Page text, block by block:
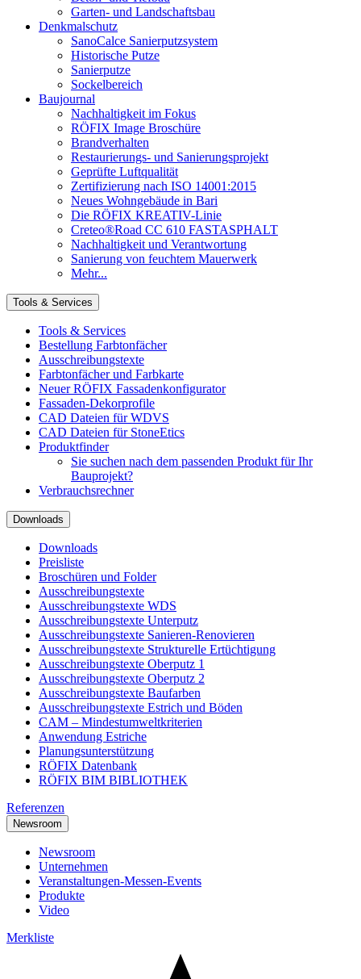
Garten- und Landschaftsbau
Denkmalschutz
SanoCalce Sanierputzsystem
Historische Putze
Sanierputze
Sockelbereich
Baujournal
Nachhaltigkeit im Fokus
RÖFIX Image Broschüre
Brandverhalten
Restaurierungs- und Sanierungsprojekt
Geprüfte Luftqualität
Zertifizierung nach ISO 14001:2015
Neues Wohngebäude in Bari
Die RÖFIX KREATIV-Linie
Creteo®Road CC 610 FASTASPHALT
Nachhaltigkeit und Verantwortung
Sanierung von feuchtem Mauerwerk
Mehr...
Tools & Services
Tools & Services
Bestellung Farbtonfächer
Ausschreibungstexte
Farbtonfächer und Farbkarte
Neuer RÖFIX Fassadenkonfigurator
Fassaden-Dekorprofile
CAD Dateien für WDVS
CAD Dateien für StoneEtics
Produktfinder
Sie suchen nach dem passenden Produkt für Ihr
Bauprojekt?
Verbrauchsrechner
Downloads
Downloads
Preisliste
Broschüren und Folder
Ausschreibungstexte
Ausschreibungstexte WDS
Ausschreibungstexte Unterputz
Ausschreibungstexte Sanieren-Renovieren
Ausschreibungstexte Strukturelle Ertüchtigung
Ausschreibungstexte Oberputz 1
Ausschreibungstexte Oberputz 2
Ausschreibungstexte Baufarben
Ausschreibungstexte Estrich und Böden
CAM – Mindestumweltkriterien
Anwendung Estriche
Planungsunterstützung
RÖFIX Datenbank
RÖFIX BIM BIBLIOTHEK
Referenzen
Newsroom
Newsroom
Unternehmen
Veranstaltungen-Messen-Events
Produkte
Video
Merkliste